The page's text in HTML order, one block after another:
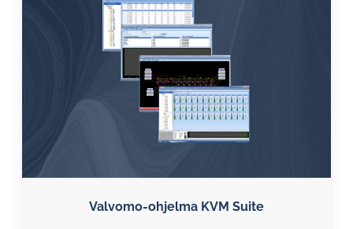
Valvomo-ohjelma KVM Suite